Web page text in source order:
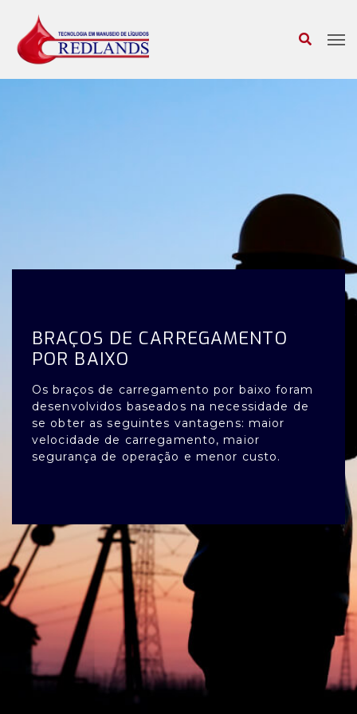
BRAÇOS DE CARREGAMENTO
POR BAIXO
Os braços de carregamento por baixo foram
desenvolvidos baseados na necessidade de
se obter as seguintes vantagens: maior
velocidade de carregamento, maior
segurança de operação e menor custo.